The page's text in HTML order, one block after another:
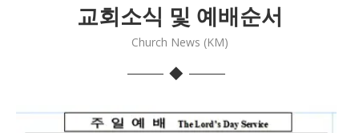
교회소식 및 예배순서
Church News (KM)